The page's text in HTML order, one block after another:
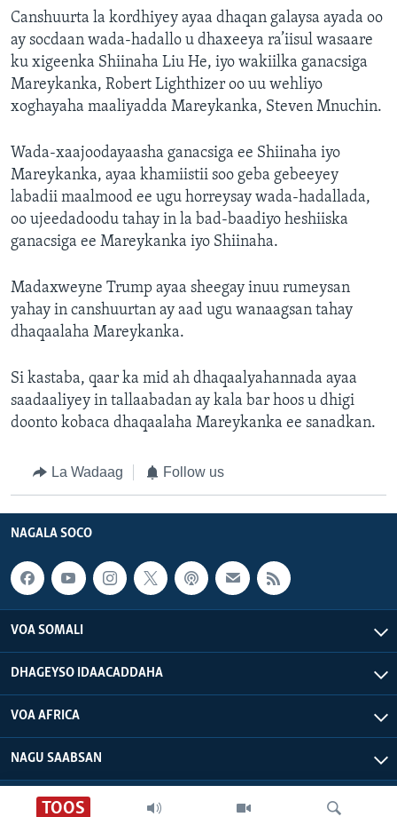
TOOS
Canshuurta la kordhiyey ayaa dhaqan galaysa ayada oo
ay socdaan wada-hadallo u dhaxeeya ra’iisul wasaare
ku xigeenka Shiinaha Liu He, iyo wakiilka ganacsiga
Mareykanka, Robert Lighthizer oo uu wehliyo
xoghayaha maaliyadda Mareykanka, Steven Mnuchin.
Wada-xaajoodayaasha ganacsiga ee Shiinaha iyo
Mareykanka, ayaa khamiistii soo geba gebeeyey
labadii maalmood ee ugu horreysay wada-hadallada,
oo ujeedadoodu tahay in la bad-baadiyo heshiiska
ganacsiga ee Mareykanka iyo Shiinaha.
Madaxweyne Trump ayaa sheegay inuu rumeysan
yahay in canshuurtan ay aad ugu wanaagsan tahay
dhaqaalaha Mareykanka.
Si kastaba, qaar ka mid ah dhaqaalyahannada ayaa
saadaaliyey in tallaabadan ay kala bar hoos u dhigi
doonto kobaca dhaqaalaha Mareykanka ee sanadkan.
La Wadaag Follow us
NAGALA SOCO
VOA SOMALI
DHAGEYSO IDAACADDAHA
VOA AFRICA
NAGU SAABSAN
VOA - Xuquuqdu way dhowran tahay